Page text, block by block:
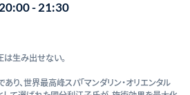
- 21:30
は生み出せない。
り、世界最高峰スパ「マンダリン・オリエンタル